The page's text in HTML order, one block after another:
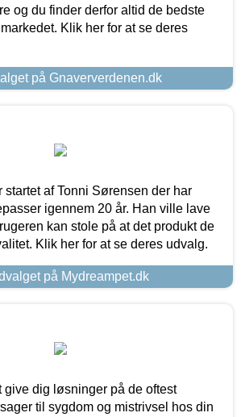
og du finder derfor altid de bedste
Klik her for at se deres
på Gnaververdenen.dk
startet af Tonni Sørensen der har
igennem 20 år. Han ville lave
kan stole på at det produkt de
Klik her for at se deres udvalg.
på Mydreampet.dk
give dig løsninger på de oftest
til sygdom og mistrivsel hos din